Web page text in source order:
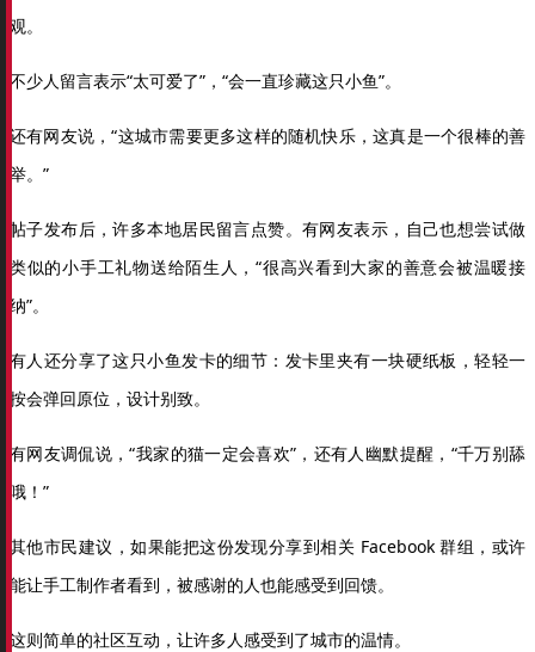
观。
不少人留言表示“太可爱了”，“会一直珍藏这只小鱼”。
还有网友说，“这城市需要更多这样的随机快乐，这真是一个很棒的善
举。”
帖子发布后，许多本地居民留言点赞。有网友表示，自己也想尝试做
类似的小手工礼物送给陌生人，“很高兴看到大家的善意会被温暖接
纳”。
有人还分享了这只小鱼发卡的细节：发卡里夹有一块硬纸板，轻轻一
按会弹回原位，设计别致。
有网友调侃说，“我家的猫一定会喜欢”，还有人幽默提醒，“千万别舔
哦！”
其他市民建议，如果能把这份发现分享到相关 Facebook 群组，或许
能让手工制作者看到，被感谢的人也能感受到回馈。
这则简单的社区互动，让许多人感受到了城市的温情。